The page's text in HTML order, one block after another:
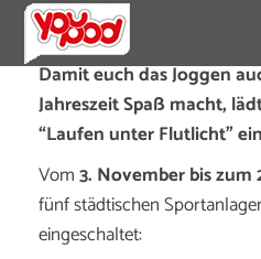
Damit euch das Joggen
Jahreszeit Spaß macht,
“Laufen unter Flutlicht”
Vom3. November bis zum
fünf städtischen
eingeschaltet: